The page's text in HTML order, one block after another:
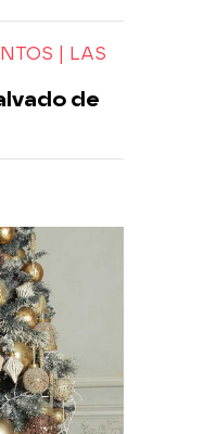
| LAS
de